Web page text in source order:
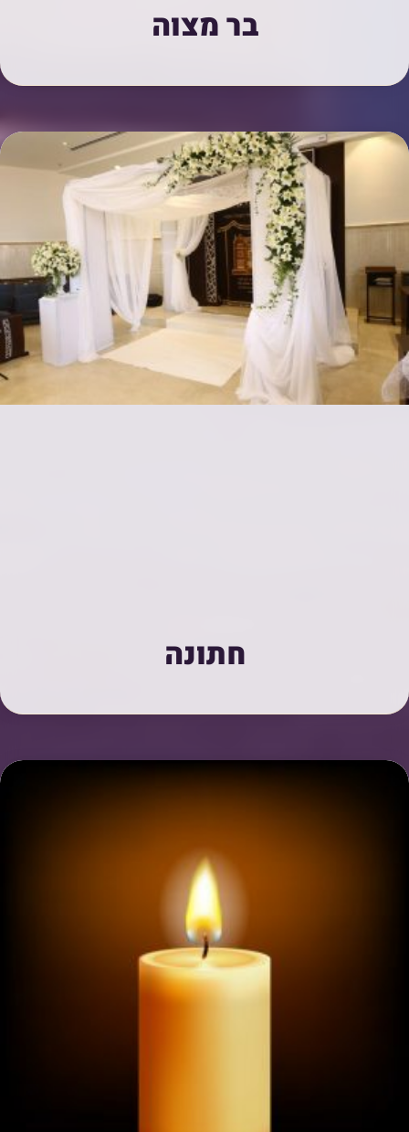
בר מצוה
חתונה